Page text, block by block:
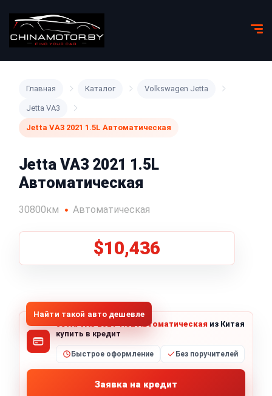
Главная Каталог Volkswagen Jetta
Jetta VA3
Jetta VA3 2021 1.5L Автоматическая
Jetta VA3 2021 1.5L
Автоматическая
30800км Автоматическая
$10,436
Найти такой авто дешевле
Jetta VA3 2021 1.5L Автоматическая из Китая
купить в кредит
Быстрое оформление Без поручителей
Заявка на кредит